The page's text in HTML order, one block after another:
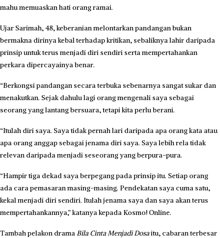
mahu memuaskan hati orang ramai.
Ujar Sarimah, 48, keberanian melontarkan pandangan bukan
bermakna dirinya kebal terhadap kritikan, sebaliknya lahir daripada
prinsip untuk terus menjadi diri sendiri serta mempertahankan
perkara dipercayainya benar.
“Berkongsi pandangan secara terbuka sebenarnya sangat sukar dan
menakutkan. Sejak dahulu lagi orang mengenali saya sebagai
seorang yang lantang bersuara, tetapi kita perlu berani.
“Itulah diri saya. Saya tidak pernah lari daripada apa orang kata atau
apa orang anggap sebagai jenama diri saya. Saya lebih rela tidak
relevan daripada menjadi seseorang yang berpura-pura.
“Hampir tiga dekad saya berpegang pada prinsip itu. Setiap orang
ada cara pemasaran masing-masing. Pendekatan saya cuma satu,
kekal menjadi diri sendiri. Itulah jenama saya dan saya akan terus
mempertahankannya,” katanya kepada Kosmo! Online.
Tambah pelakon dramaBila Cinta Menjadi Dosaitu, cabaran terbesar